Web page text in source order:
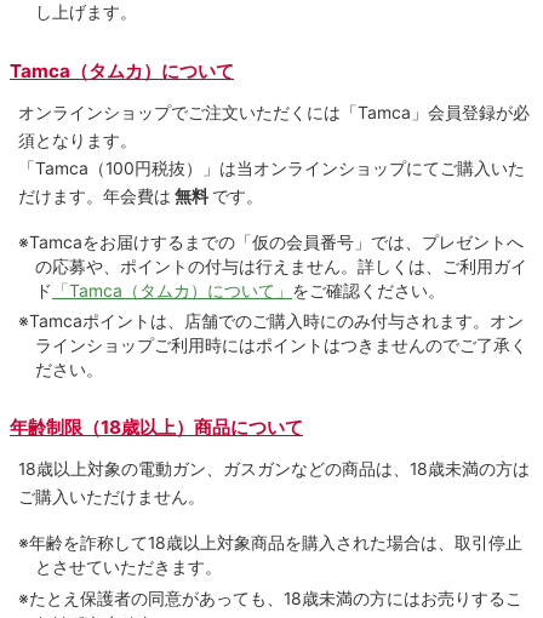
し上げます。
Tamca（タムカ）について
オンラインショップでご注⽂いただくには「Tamca」会員登録が必
須となります。
「Tamca （100円税抜）
」は当オンラインショップにてご購⼊いた
だけます。 年会費は 無料 です。
※Tamcaをお届けするまでの「仮の会員番号」では、プレゼントへ
の応募や、ポイントの付与は⾏えません。詳しくは、ご利⽤ガイ
ド 「Tamca（タムカ）について」 をご確認ください。
※Tamcaポイントは、店舗でのご購⼊時にのみ付与されます。オン
ラインショップご利用時にはポイントはつきませんのでご了承く
ださい。
年齢制限（18歳以上）商品について
18歳以上対象の電動ガン、ガスガンなどの商品は、18歳未満の方は
ご購入いただけません。
※年齢を詐称して18歳以上対象商品を購入された場合は、取引停止
とさせていただきます。
※たとえ保護者の同意があっても、18歳未満の方にはお売りするこ